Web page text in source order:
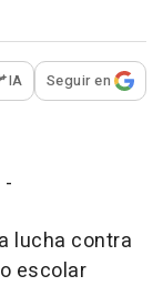
para
IA Seguir en
lucha contra
escolar